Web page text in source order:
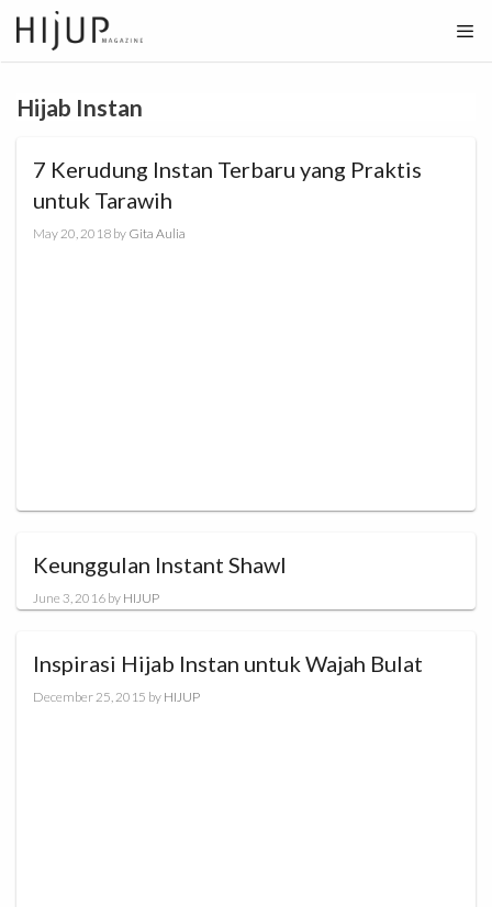
Skip
to
content
Hijab Instan
7 Kerudung Instan Terbaru yang Praktis
untuk Tarawih
May 20, 2018 by Gita Aulia
Keunggulan Instant Shawl
June 3, 2016 by HIJUP
Inspirasi Hijab Instan untuk Wajah Bulat
December 25, 2015 by HIJUP